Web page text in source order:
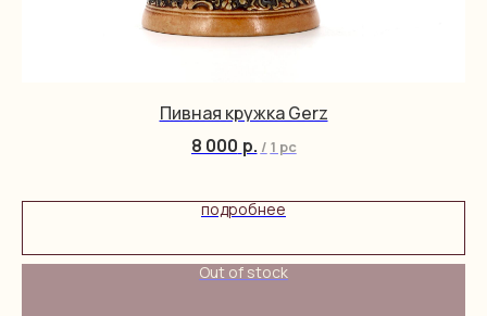
Пивная кружка Gerz
8 000 р. / 1 pc
подробнее
Out of stock